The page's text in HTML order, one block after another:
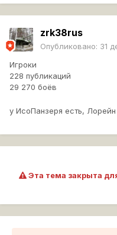
zrk38rus
Опубликовано: 31
Игроки
228 публикаций
29 270 боёв
у ИсоПанзеря есть,
Эта тема закрыта